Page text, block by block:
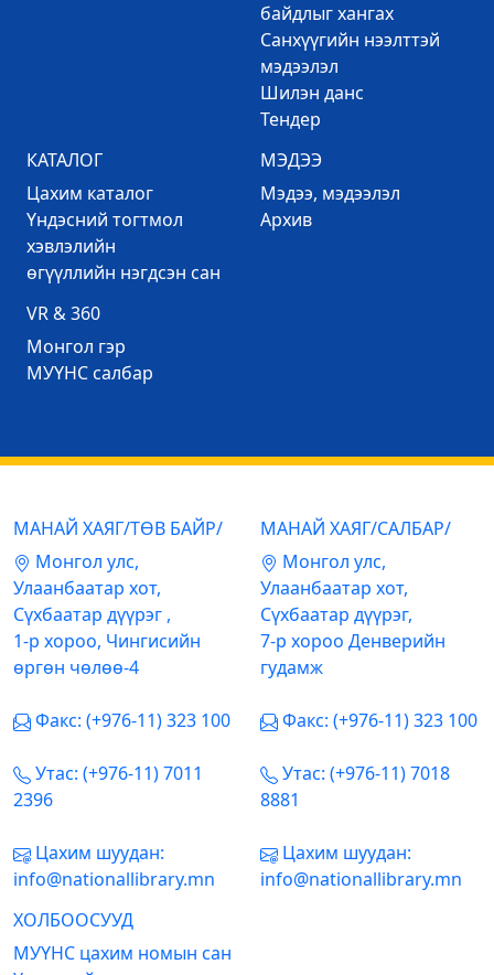
байдлыг хангах
Санхүүгийн нээлттэй
мэдээлэл
Шилэн данс
Тендер
КАТАЛОГ
Цахим каталог
Үндэсний тогтмол
хэвлэлийн
өгүүллийн нэгдсэн сан
МЭДЭЭ
Mэдээ, мэдээлэл
Архив
VR & 360
Mонгол гэр
МУҮНС салбар
МАНАЙ ХАЯГ/ТӨВ БАЙР/
Mонгол улс,
Улаанбаатар хот,
Сүхбаатар дүүрэг ,
1-р хороо, Чингисийн
өргөн чөлөө-4
Факс: (+976-11) 323 100
Утас: (+976-11) 7011
2396
Цахим шуудан:
info@nationallibrary.mn
МАНАЙ ХАЯГ/САЛБАР/
Mонгол улс,
Улаанбаатар хот,
Сүхбаатар дүүрэг,
7-р хороо Денверийн
гудамж
Факс: (+976-11) 323 100
Утас: (+976-11) 7018
8881
Цахим шуудан:
info@nationallibrary.mn
ХОЛБООСУУД
МУҮНС цахим номын сан